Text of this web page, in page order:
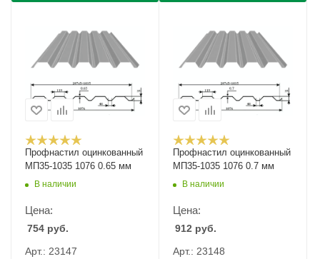
Профнастил оцинкованный
МП35-1035 1076 0.65 мм
В наличии
Цена:
754 руб.
Арт.: 23147
Профнастил оцинкованный
МП35-1035 1076 0.7 мм
В наличии
Цена:
912 руб.
Арт.: 23148